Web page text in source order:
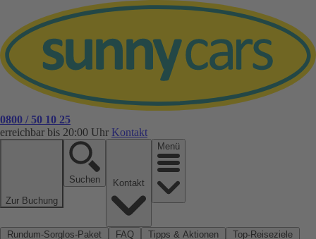
0800 / 50 10 25
erreichbar bis 20:00 Uhr Kontakt
Zur Buchung
Suchen
Menü